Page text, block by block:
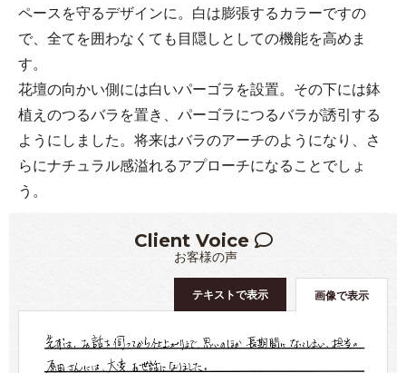
ペースを守るデザインに。白は膨張するカラーですの
で、全てを囲わなくても目隠しとしての機能を高めま
す。
花壇の向かい側には白いパーゴラを設置。その下には鉢
植えのつるバラを置き、パーゴラにつるバラが誘引する
ようにしました。将来はバラのアーチのようになり、さ
らにナチュラル感溢れるアプローチになることでしょ
う。
Client Voice
お客様の声
画像で表示
テキストで表示